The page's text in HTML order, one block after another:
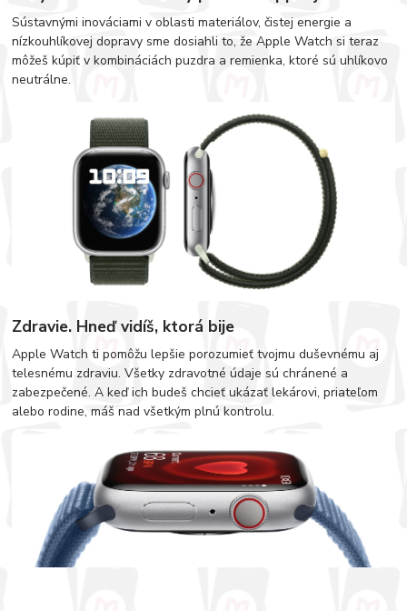
Sústavnými inováciami v oblasti materiálov, čistej energie a
nízkouhlíkovej dopravy sme dosiahli to, že Apple Watch si teraz
môžeš kúpiť v kombináciách puzdra a remienka, ktoré sú uhlíkovo
neutrálne.
Zdravie. Hneď vidíš, ktorá bije
Apple Watch ti pomôžu lepšie porozumieť tvojmu duševnému aj
telesnému zdraviu. Všetky zdravotné údaje sú chránené a
zabezpečené. A keď ich budeš chcieť ukázať lekárovi, priateľom
alebo rodine, máš nad všetkým plnú kontrolu.